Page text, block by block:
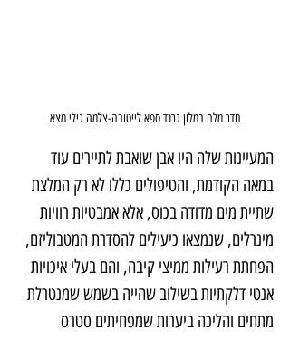
חדר מלח במלון גרנד ספא לייטובה-צלמה גילי מצא
המעיינות שלה היו אבן שואבת לתיירים עוד
במאה הקודמת, והטיפולים כללו לא רק המלצת
שתיית מים מדודה בכוס, אלא אמבטיות רוויות
מינרלים, שנמצאו כיעילים להסדרת המטבוליזם,
הפחתת רעילות ממיצי קיבה, והם בעלי איכויות
אנטי דלקתיות בשילוב שהייה בשמש שמנטרלת
מתחים והליכה ביערות שמפחיתים סטרס